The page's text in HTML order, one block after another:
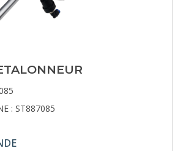
: ST887085